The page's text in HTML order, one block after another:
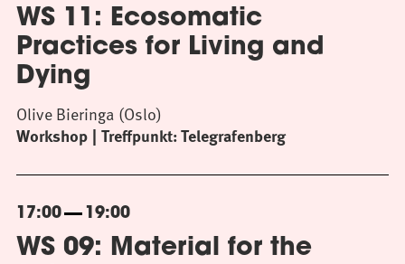
WS 11: Ecosomatic
Practices for Living and
Dying
Workshop Treffpunkt: Telegrafenberg
Olive Bieringa (Oslo)
17:00 19:00
WS 09: Material for the